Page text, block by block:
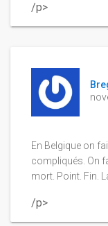
/p>
En Belgique on
compliqués. On
mort. Point. Fin.
/p>